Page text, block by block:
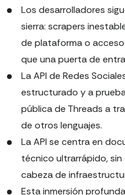
Los desarrolladores
sierra: scrapers
de plataforma o
que una puerta de
La API de Redes
estructurado y a
pública de Threads a
de otros lenguajes.
La API se centra en
técnico ultrarrápido,
cabeza de
Esta inmersión